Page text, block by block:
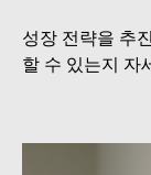
성장 전략을 추
할 수 있는지 자